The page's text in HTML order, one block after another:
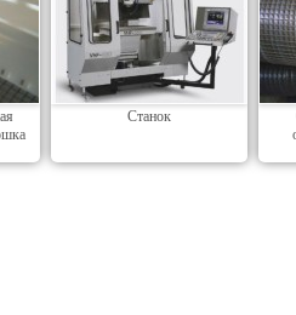
Станок